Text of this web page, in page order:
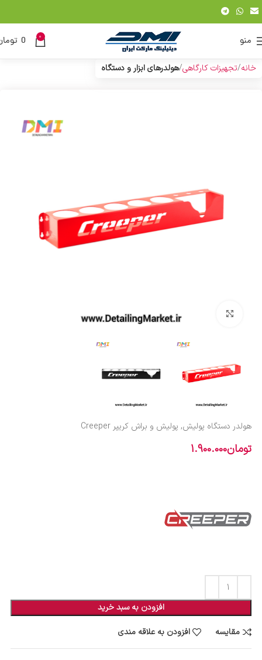
منو 0
0
خانه تجهیزات کارگاهی هولدرهای ابزار و دستگاه
بزرگنمایی تصویر
هولدر دستگاه پولیش, پولیش و براش کریپر Creeper
تومان1.900.000
افزودن به سبد خرید
مقایسه
افزودن به علاقه مندی